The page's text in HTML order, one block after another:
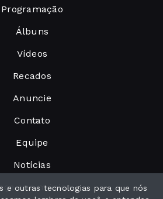
Programação
Álbuns
Vídeos
Recados
Anuncie
Contato
Equipe
Notícias
sua música
e outras tecnologias para que nós